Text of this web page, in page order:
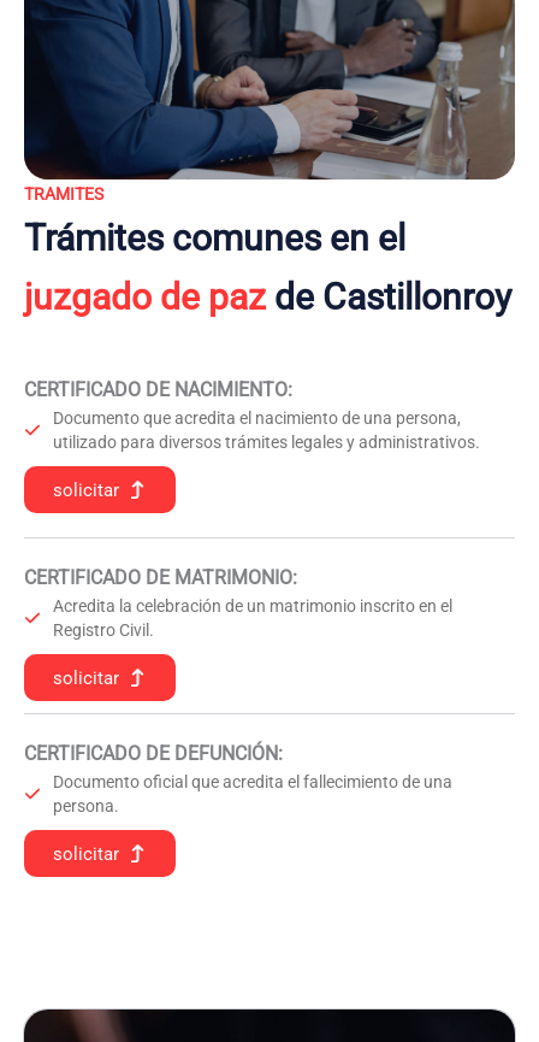
TRAMITES
Trámites comunes en el
juzgado de pazde Castillonroy
CERTIFICADO DE NACIMIENTO:
Documento que acredita el nacimiento de una persona,
utilizado para diversos trámites legales y administrativos.
solicitar
CERTIFICADO DE MATRIMONIO:
Acredita la celebración de un matrimonio inscrito en el
Registro Civil.
solicitar
CERTIFICADO DE DEFUNCIÓN:
Documento oficial que acredita el fallecimiento de una
persona.
solicitar